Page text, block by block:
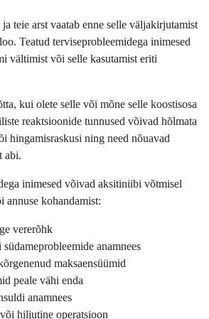
teie arst vaatab enne selle väljakirjutamist
Teatud terviseprobleemidega inimesed
vältimist või selle kasutamist eriti
kui olete selle või mõne selle koostisosa
reaktsioonide tunnused võivad hõlmata
hingamisraskusi ning need nõuavad
abi.
inimesed võivad aksitiniibi võtmisel
annuse kohandamist:
vererõhk
anamnees
maksaensüümid
peale vähi enda
anamnees
hiljutine operatsioon